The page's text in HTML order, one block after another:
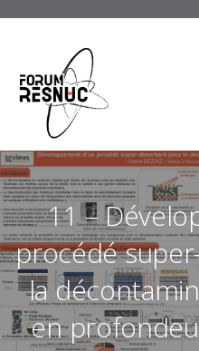
11 –
procédé
la
en